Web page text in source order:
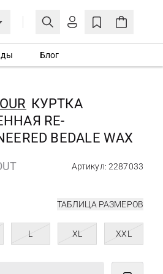
ЛИЧНЫЙ КАБИНЕТ
Еще не зарегистрированы?
СОЗДАТЬ УЧЕТНУЮ ЗАПИСЬ
Блог
КУРТКА
RE-
BEDALE WAX
Артикул: 2287033
ТАБЛИЦА РАЗМЕРОВ
L XL XXL